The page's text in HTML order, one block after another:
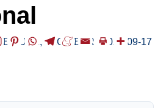
, ELGOIBAR /2024-09-17